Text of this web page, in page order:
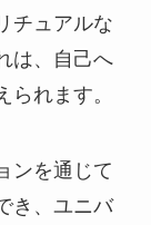
チュアルな
は、自己へ
れます。
ンを通じて
き、ユニバ